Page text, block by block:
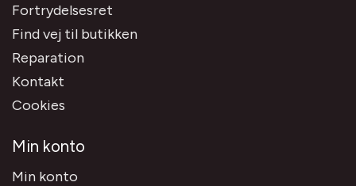
Fortrydelsesret
Find vej til butikken
Reparation
Kontakt
Cookies
Min konto
Min konto